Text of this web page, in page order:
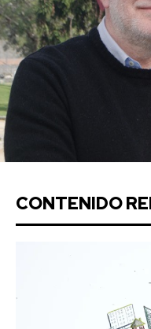
CONTENIDO